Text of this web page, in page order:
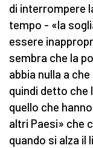
di interrompere
tempo - «la
essere
sembra che la
abbia nulla a
quindi detto che
quello che
altri Paesi» che
quando si alza il